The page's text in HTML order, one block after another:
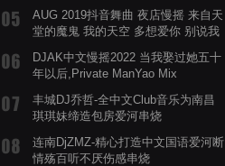
AUG 2019抖音舞曲 夜店慢摇 来自天
堂的魔鬼 我的天空 多想爱你 别说我
DJAK中文慢摇2022 当我娶过她五十
年以后,Private ManYao Mix
丰城DJ乔哲-全中文Club音乐为南昌
琪琪妹缔造包房爱河串烧
连南DjZMZ-精心打造中文国语爱河断
情殇百听不厌伤感串烧